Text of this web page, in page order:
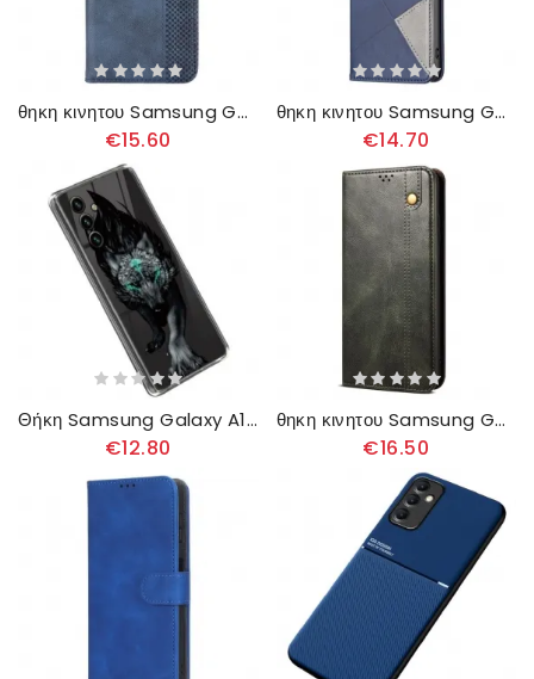
θηκη κινητου Samsung Galaxy A14 / A14 5G Θήκη Flip Vintage Classic
€15.60
θηκη κινητου Samsung Galaxy A14 / A14 5G Θήκη Flip Τριγωνικός
€14.70
Θήκη Samsung Galaxy A14 / A14 5G Περήφανος Λύκος
€12.80
θηκη κινητου Samsung Galaxy A14 / A14 5G Θήκη Flip Κερί
€16.50